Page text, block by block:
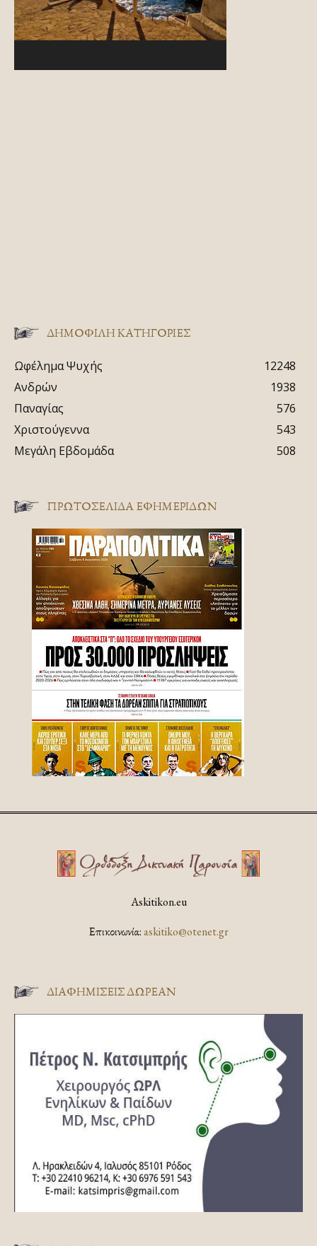
ΔΗΜΟΦΙΛΗ ΚΑΤΗΓΟΡΙΕΣ
Ωφέλημα Ψυχής
12248
Ανδρών
1938
Παναγίας
576
Χριστούγεννα
543
Μεγάλη Εβδομάδα
508
ΠΡΩΤΟΣΈΛΙΔΑ ΕΦΗΜΕΡΊΔΩΝ
Askitikon.eu
Επικοινωνία:askitiko@otenet.gr
ΔΙΑΦΗΜΊΣΕΙΣ ΔΩΡΕΆΝ